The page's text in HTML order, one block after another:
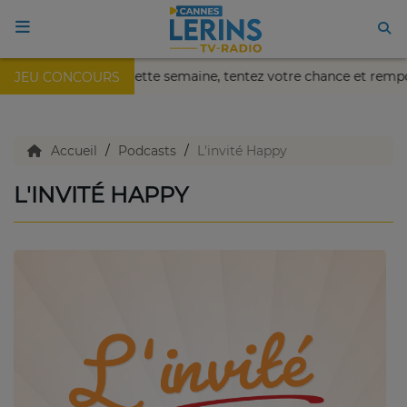
JEU CONCOURS
de Nice ! Cette semaine, tentez votre chance et
TV en direct
Replay TV
Accueil Podcasts L'invité Happy
L'INVITÉ HAPPY